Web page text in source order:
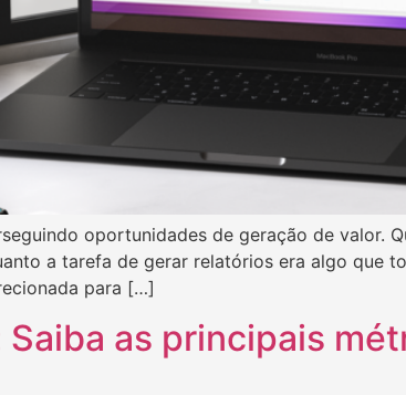
oportunidades de geração de valor.
a tarefa de gerar relatórios era algo que
para […]
as principais